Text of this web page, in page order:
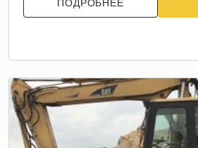
ПОДРОБНЕЕ